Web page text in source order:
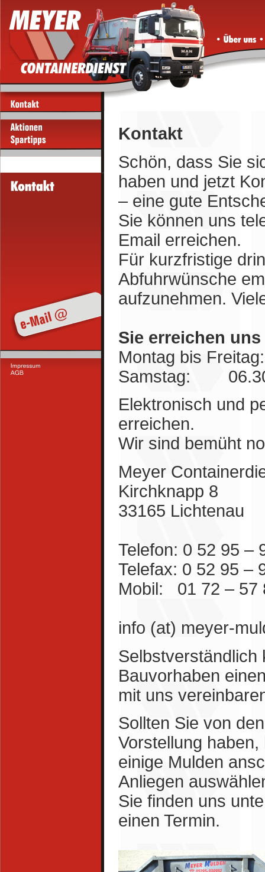
Kontakt
Schön, dass Sie
haben und jetzt
– eine gute
Sie können uns
Email erreichen.
Für kurzfristige
Abfuhrwünsche
aufzunehmen.
Sie erreichen
Montag bis
Samstag: 06.30
Elektronisch und
erreichen.
Wir sind bemüht
Meyer
Kirchknapp 8
33165 Lichtenau
Telefon: 0 52 95 –
Telefax: 0 52 95 –
Mobil: 01 72 – 57
info (at) meyer-
Selbstverständlich
Bauvorhaben
mit uns
Sollten Sie von
Vorstellung
einige Mulden
Anliegen
Sie finden uns
einen Termin.